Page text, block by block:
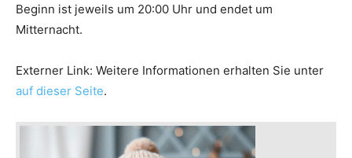
Beginn ist jeweils um 20:00 Uhr und endet um
Mitternacht.
Externer Link: Weitere Informationen erhalten Sie unter
auf dieser Seite.